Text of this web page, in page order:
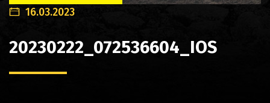
16.03.2023
20230222_072536604_IOS